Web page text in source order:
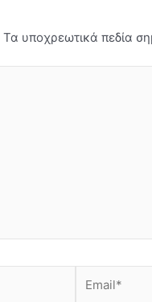
Τα υποχρεωτικά πεδία